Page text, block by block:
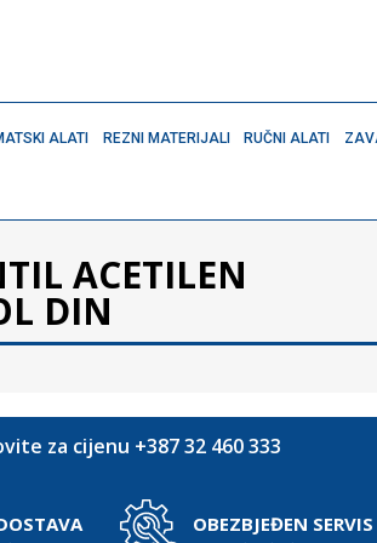
ALATI REZNI MATERIJALI RUČNI ALATI
ACETILEN
DIN
za cijenu +387 32 460 333
OBEZBJEĐEN SERVIS